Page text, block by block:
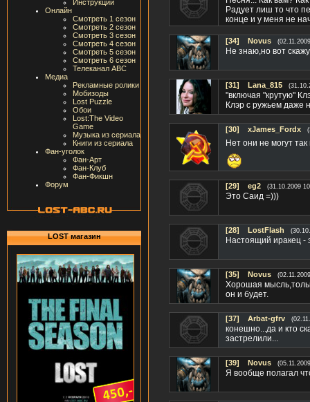
Инструкции
Онлайн
Смотреть 1 сезон
Смотреть 2 сезон
Смотреть 3 сезон
Смотреть 4 сезон
Смотреть 5 сезон
Смотреть 6 сезон
Телеканал ABC
Медиа
Рекламные ролики
Мобизоды
Lost Puzzle
Обои
Lost:The Video
Game
Музыка из сериала
Книги из сериала
Фан-уголок
Фан-Арт
Фан-Клуб
Фан-Фикшн
Форум
LOST магазин
Радует лиш то что
конце и у меня не
[34] Novus
Не знаю,но вот
[31] Lana_815
"включая "крутую"
Клэр с ружьем даже
[30] xJames_Fordx
Нет они не могут
[29] eg2 (31.10.2009
Это Саид =)))
[28] LostFlash
Настоящий иракец -
[35] Novus
Хорошая
он и будет.
[37] Arbat-gfrv
конешно...да и кто
застрелили...
[39] Novus
Я вообще полагал